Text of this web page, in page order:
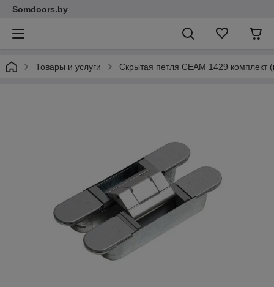
Somdoors.by
Товары и услуги Скрытая петля CEAM 1429